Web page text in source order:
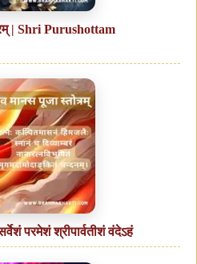
| Shri Purushottam
परमेशं श्रीपार्वतीशं वंदेऽहं